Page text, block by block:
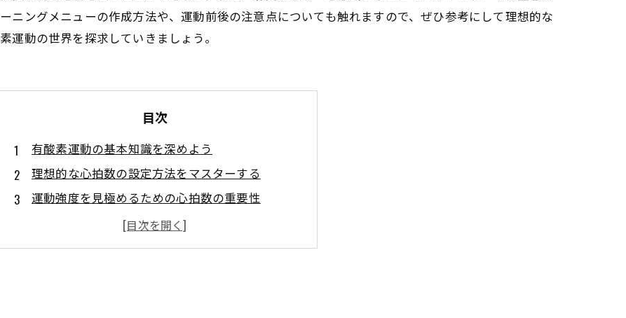
ニングメニューの作成方法や、運動前後の注意点についても触れますので、ぜひ参考にして理想的な
運動の世界を探求していきましょう。
目次
有酸素運動の基本知識を深めよう
理想的な心拍数の設定方法をマスターする
運動強度を見極めるための心拍数の重要性
消費カロリー計算のスキルを身につける
目的に応じたトレーニングメニューの作成法